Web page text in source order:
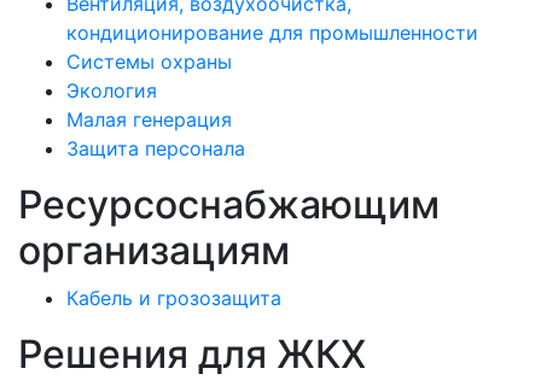
кондиционирование для промышленности
Системы охраны
Экология
Малая генерация
Защита персонала
Ресурсоснабжающим
организациям
Кабель и грозозащита
Решения для ЖКХ